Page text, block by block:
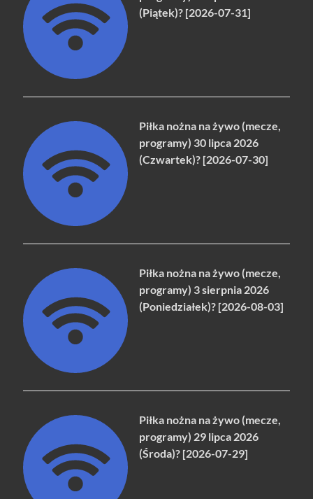
(Piątek)? [2026-07-31]
Piłka nożna na żywo (mecze,
programy) 30 lipca 2026
(Czwartek)? [2026-07-30]
Piłka nożna na żywo (mecze,
programy) 3 sierpnia 2026
(Poniedziałek)? [2026-08-03]
Piłka nożna na żywo (mecze,
programy) 29 lipca 2026
(Środa)? [2026-07-29]